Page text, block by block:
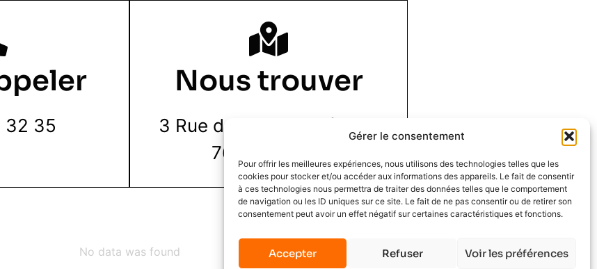
Gérer le consentement
Pour offrir les meilleures expériences, nous utilisons des technologies telles que les
cookies pour stocker et/ou accéder aux informations des appareils. Le fait de consentir
à ces technologies nous permettra de traiter des données telles que le comportement
de navigation ou les ID uniques sur ce site. Le fait de ne pas consentir ou de retirer son
consentement peut avoir un effet négatif sur certaines caractéristiques et fonctions.
Accepter Refuser Voir les préférences
32 35
Nous trouver
3 Rue de la Pie 1 er étage,
76000 Rouen
No data was found